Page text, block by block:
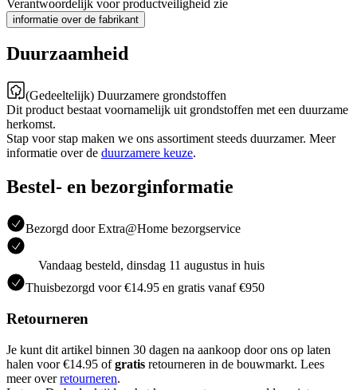
Verantwoordelijk voor productveiligheid zie
informatie over de fabrikant
Duurzaamheid
(Gedeeltelijk) Duurzamere grondstoffen
Dit product bestaat voornamelijk uit grondstoffen met een duurzame
herkomst.
Stap voor stap maken we ons assortiment steeds duurzamer. Meer
informatie over de duurzamere keuze.
Bestel- en bezorginformatie
Bezorgd door Extra@Home bezorgservice
Vandaag besteld, dinsdag 11 augustus in huis
Thuisbezorgd voor €14.95 en gratis vanaf €950
Retourneren
Je kunt dit artikel binnen 30 dagen na aankoop door ons op laten
halen voor €14.95 ofgratis retourneren in de bouwmarkt. Lees
meer overretourneren.